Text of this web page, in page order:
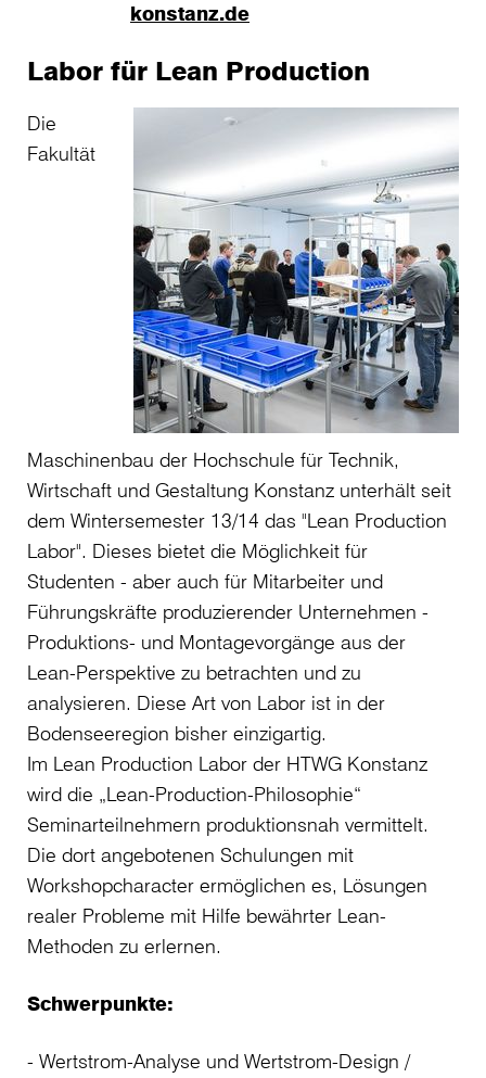
konstanz.de
Labor für Lean Production
Die
Fakultät
Maschinenbau der Hochschule für Technik,
Wirtschaft und Gestaltung Konstanz unterhält seit
dem Wintersemester 13/14 das "Lean Production
Labor". Dieses bietet die Möglichkeit für
Studenten - aber auch für Mitarbeiter und
Führungskräfte produzierender Unternehmen -
Produktions- und Montagevorgänge aus der
Lean-Perspektive zu betrachten und zu
analysieren. Diese Art von Labor ist in der
Bodenseeregion bisher einzigartig.
Im Lean Production Labor der HTWG Konstanz
wird die „Lean-Production-Philosophie“
Seminarteilnehmern produktionsnah vermittelt.
Die dort angebotenen Schulungen mit
Workshopcharacter ermöglichen es, Lösungen
realer Probleme mit Hilfe bewährter Lean-
Methoden zu erlernen.
Schwerpunkte:
Wertstrom-Analyse und Wertstrom-Design /